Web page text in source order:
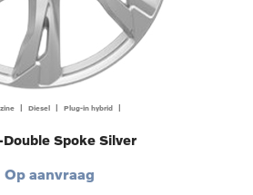
| Diesel | Plug-in hybrid |
Double Spoke Silver
Op aanvraag